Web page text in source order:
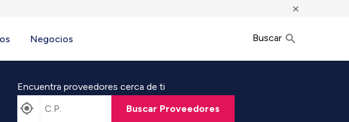
×
Negocios Buscar
Encuentra proveedores cerca de ti
Buscar Proveedores